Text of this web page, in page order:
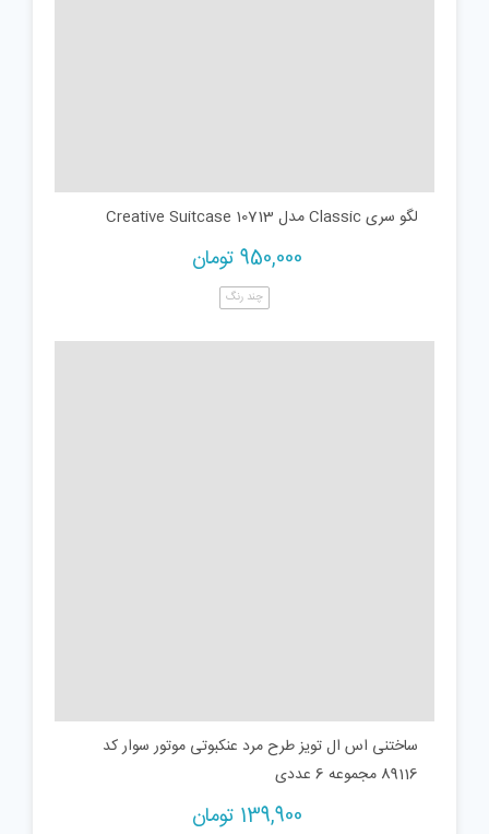
لگو سری Classic مدل Creative Suitcase 10713
950,000 تومان
چند رنگ
ساختنی اس ال تویز طرح مرد عنکبوتی موتور سوار کد
89116 مجموعه 6 عددی
139,900 تومان